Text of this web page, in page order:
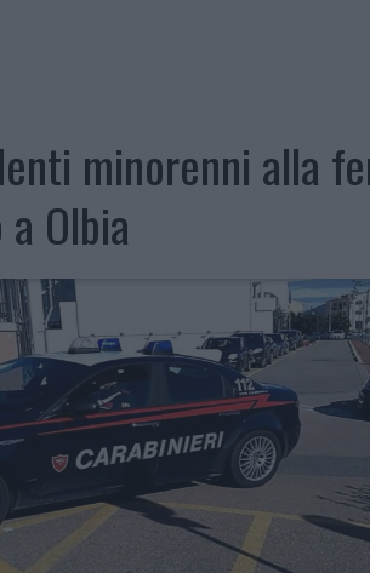
minorenni alla
Olbia